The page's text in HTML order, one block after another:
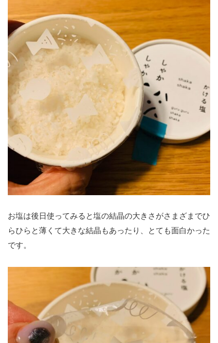
お塩は後日使ってみると塩の結晶の大きさがさまざまでひ
らひらと薄くて大きな結晶もあったり、とても面白かった
です。